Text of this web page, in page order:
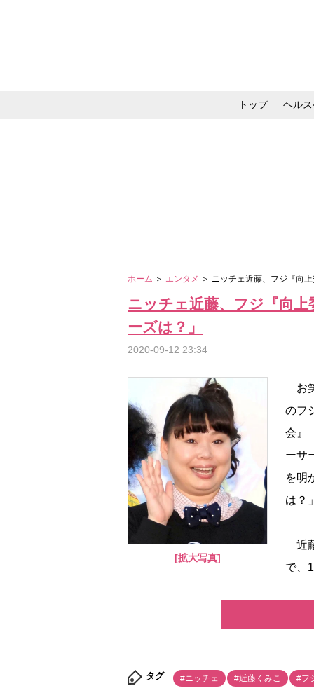
トップ ヘル
ホーム ＞ エンタメ ＞ ニッチェ近藤、フジ『向
ニッチェ近藤、フジ『向
ーズは？」
2020-09-12 23:34
[拡大写真]
お
のフ
会』
ーサ
を明
は？
近
で、
タグ #ニッチェ #近藤くみこ #フ